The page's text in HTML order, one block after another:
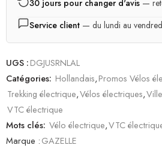
30 jours pour changer d'avis —
Service client — du lundi au
UGS :DGJUSRNLAL
Catégories: Hollandais,Promos Vélos
Trekking électrique,Vélos électriques,Ville
VTC électrique
Mots clés: Vélo électrique,VTC
Marque :GAZELLE